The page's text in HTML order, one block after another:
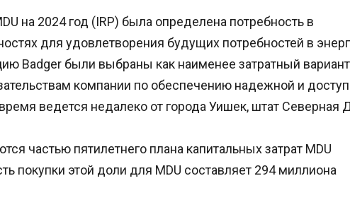
на 2024 год (IRP) была определена потребность в
для удовлетворения будущих потребностей в
Badger были выбраны как наименее затратный
компании по обеспечению надежной и
ведется недалеко от города Уишек, штат Северная
частью пятилетнего плана капитальных затрат MDU
покупки этой доли для MDU составляет 294 миллиона